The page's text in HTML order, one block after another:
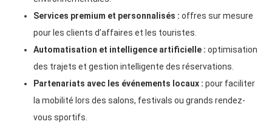
Services premium et personnalisés : offres sur mesure
pour les clients d’affaires et les touristes.
Automatisation et intelligence artificielle : optimisation
des trajets et gestion intelligente des réservations.
Partenariats avec les événements locaux : pour faciliter
la mobilité lors des salons, festivals ou grands rendez-
vous sportifs.